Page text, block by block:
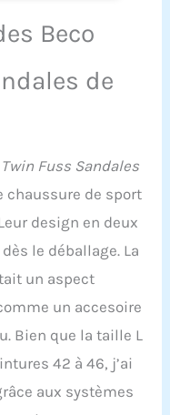
inférieurs en
Que ce soit
pour le jogging
sur les
à
de jouer au
jambes, des
du ventre
offre
un
optimal
du corps :
« jumeaux »
comme sur
SZ, deux
qui sont «
Beco
de
Fuss Sandales
chaussure de sport
design en deux
le déballage. La
un aspect
un accesoire
Bien que la taille L
42 à 46, j’ai
aux systèmes